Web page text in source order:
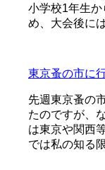
小学校1年生
め、大会後に
東京蚤の市に
先週東京蚤の
たのですが、
は東京や関西
では私の知る